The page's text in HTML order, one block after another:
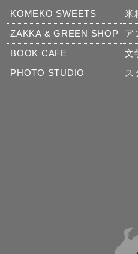
KOMEKO SWEETS
米
ZAKKA & GREEN SHOP
ア
BOOK CAFE
文
PHOTO STUDIO
ス